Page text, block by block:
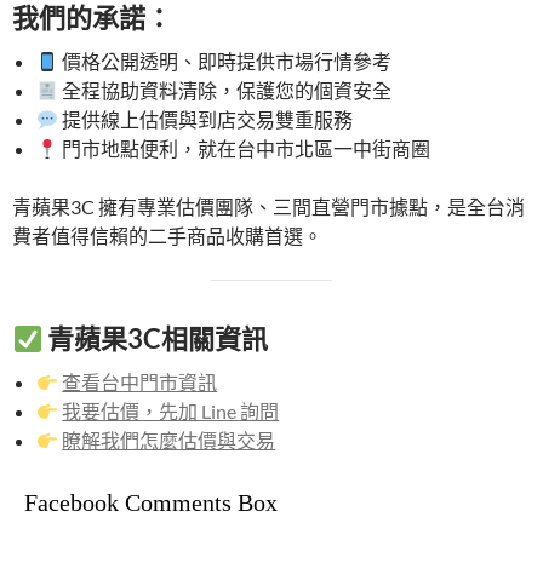
我們的承諾：
價格公開透明、即時提供市場行情參考
全程協助資料清除，保護您的個資安全
提供線上估價與到店交易雙重服務
門市地點便利，就在台中市北區一中街商圈
青蘋果3C 擁有專業估價團隊、三間直營門市據點，是全台消
費者值得信賴的二手商品收購首選。
青蘋果3C相關資訊
查看台中門市資訊
我要估價，先加 Line 詢問
瞭解我們怎麼估價與交易
Facebook Comments Box